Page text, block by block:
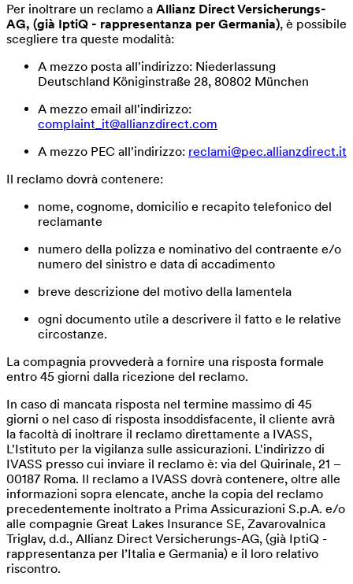
Per inoltrare un reclamo a Allianz Direct Versicherungs-
AG, (già IptiQ - rappresentanza per Germania), è possibile
scegliere tra queste modalità:
A mezzo posta all'indirizzo: Niederlassung
Deutschland Königinstraße 28, 80802 München
A mezzo email all'indirizzo:
complaint_it@allianzdirect.com
A mezzo PEC all'indirizzo: reclami@pec.allianzdirect.it
Il reclamo dovrà contenere:
nome, cognome, domicilio e recapito telefonico del
reclamante
numero della polizza e nominativo del contraente e/o
numero del sinistro e data di accadimento
breve descrizione del motivo della lamentela
ogni documento utile a descrivere il fatto e le relative
circostanze.
La compagnia provvederà a fornire una risposta formale
entro 45 giorni dalla ricezione del reclamo.
In caso di mancata risposta nel termine massimo di 45
giorni o nel caso di risposta insoddisfacente, il cliente avrà
la facoltà di inoltrare il reclamo direttamente a IVASS,
L'Istituto per la vigilanza sulle assicurazioni. L'indirizzo di
IVASS presso cui inviare il reclamo è: via del Quirinale, 21 –
00187 Roma. Il reclamo a IVASS dovrà contenere, oltre alle
informazioni sopra elencate, anche la copia del reclamo
precedentemente inoltrato a Prima Assicurazioni S.p.A. e/o
alle compagnie Great Lakes Insurance SE, Zavarovalnica
Triglav, d.d., Allianz Direct Versicherungs-AG, (già IptiQ -
rappresentanza per l’Italia e Germania) e il loro relativo
riscontro.